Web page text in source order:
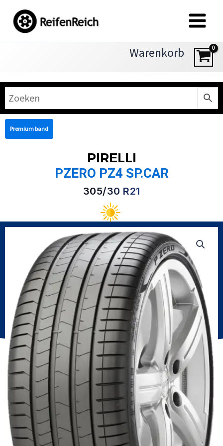
Inhalt
springen
Warenkorb
Premium band
PIRELLI
PZERO PZ4 SP.CAR
305/30 R21